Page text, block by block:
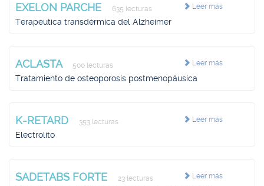
Leer más
EXELON PARCHE 635 lecturas
Terapéutica transdérmica del Alzheimer
Leer más
ACLASTA 500 lecturas
Tratamiento de osteoporosis postmenopáusica
Leer más
K-RETARD 353 lecturas
Electrolito
Leer más
SADETABS FORTE 23 lecturas